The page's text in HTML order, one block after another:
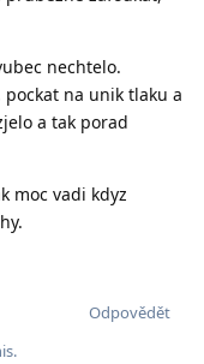
nechtelo.
na unik tlaku a
a tak porad
moc vadi kdyz
Odpovědět